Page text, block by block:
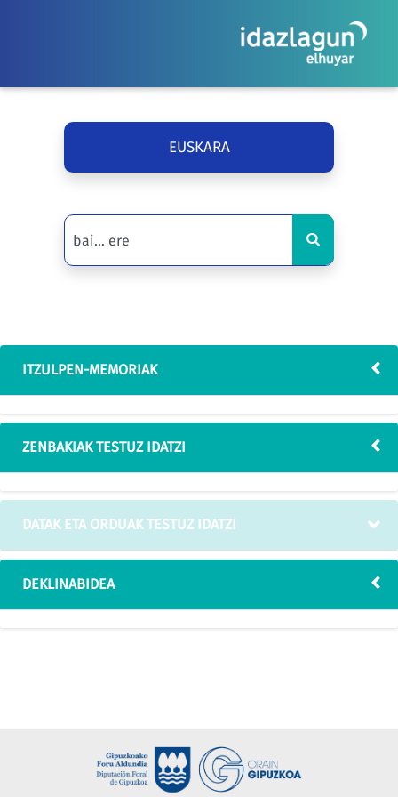
EUSKARA
ITZULPEN-MEMORIAK
ZENBAKIAK TESTUZ IDATZI
DATAK ETA ORDUAK TESTUZ IDATZI
DEKLINABIDEA